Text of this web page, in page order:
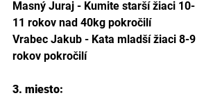
Masný Juraj - Kumite starší žiaci 10-
11 rokov nad 40kg pokročilí
Vrabec Jakub - Kata mladší žiaci 8-9
rokov pokročilí
3. miesto: